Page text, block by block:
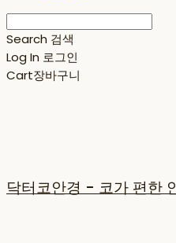
Search 검색
Log In 로그인
Cart장바구니
닥터코안경 - 코가 편한